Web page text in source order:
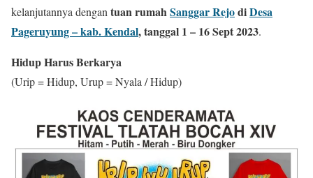
kelanjutannya dengan tuan rumahSanggar RejodiDesa
Pageruyung – kab. Kendal, tanggal 1 – 16 Sept 2023.
Hidup Harus Berkarya
(Urip = Hidup, Urup = Nyala / Hidup)